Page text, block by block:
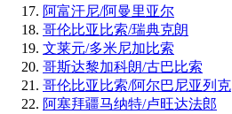
阿富汗尼/阿曼里亚尔
哥伦比亚比索/瑞典克朗
文莱元/多米尼加比索
哥斯达黎加科朗/古巴比索
哥伦比亚比索/阿尔巴尼亚列克
阿塞拜疆马纳特/卢旺达法郎